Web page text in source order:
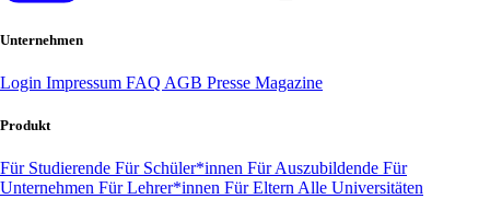
Unternehmen
Login Impressum FAQ AGB Presse Magazine
Produkt
Für Studierende Für Schüler*innen Für Auszubildende Für
Unternehmen Für Lehrer*innen Für Eltern Alle Universitäten